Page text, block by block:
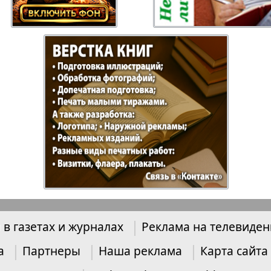
Отдыхай-Купи-
продай
Пражский
телеграф
экспресс
Районка-Nord-Ost-
Bremen
Рейнская газета
Русская Мысль
Русская
газетах и журналах Реклама на
Партнеры Наша реклама Карта сайта